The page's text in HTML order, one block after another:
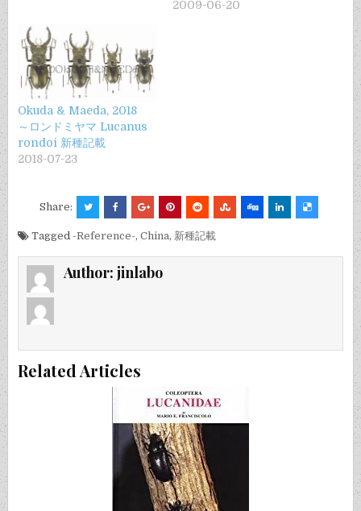
2009-06-20
Okuda & Maeda, 2018
～ロンドミヤマ Lucanus
rondoi 新種記載
2018-07-23
Share:
Tagged -Reference-,China, 新種記載
Author:jinlabo
Related Articles